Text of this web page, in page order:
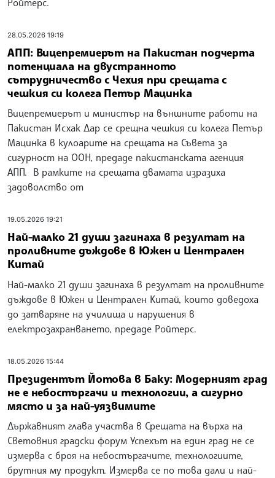
28.05.2026 19:19
АПП: Вицепремиерът на Пакистан подчерта
потенциала на двустранното
сътрудничество с Чехия при срещата с
чешкия си колега Петър Мацинка
Вицепремиерът и министър на външните работи на
Пакистан Исхак Дар се срещна чешкия си колега Петър
Мацинка в кулоарите на срещата на Съвета за
сигурност на ООН, предаде пакистанската агенция
АПП. В рамките на срещата двамата изразиха
задоволство от
19.05.2026 19:21
Най-малко 21 души загинаха в резултат на
проливните дъждове в Южен и Централен
Китай
Най-малко 21 души загинаха в резултат на проливните
дъждове в Южен и Централен Китай, които доведоха
до затваряне на училища и нарушения в
електрозахранването, предаде Ройтерс.
18.05.2026 15:44
Президентът Йотова в Баку: Модерният град
не е небостъргачи и технологии, а сигурно
място и за най-уязвимите
Държавният глава участва в Срещата на върха на
Световния градски форум Успехът на един град не се
измерва с броя на небостъргачите, технологиите,
брутния му продукт. Измерва се по това дали и най-